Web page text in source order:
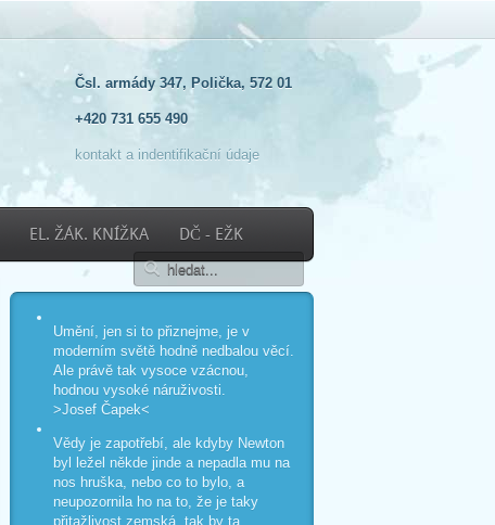
Čsl. armády 347, Polička, 572 01
+420 731 655 490
kontakt a indentifikační údaje
EL. ŽÁK. KNÍŽKA DČ - EŽK
Umění, jen si to přiznejme, je v
moderním světě hodně nedbalou věcí.
Ale právě tak vysoce vzácnou,
hodnou vysoké náruživosti.
>Josef Čapek<
Vědy je zapotřebí, ale kdyby Newton
byl ležel někde jinde a nepadla mu na
nos hruška, nebo co to bylo, a
neupozornila ho na to, že je taky
přitažlivost zemská, tak by ta